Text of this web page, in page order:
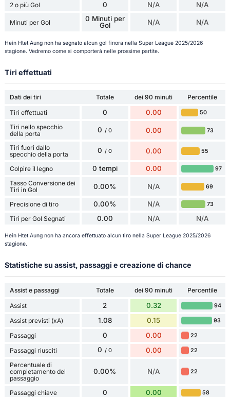
2 o più Gol 0 N/A N/A
Minuti per Gol
0 Minuti per
Gol
N/A N/A
Hein Htet Aung non ha segnato alcun gol finora nella Super League 2025/2026
stagione. Vedremo come si comporterà nelle prossime partite.
Tiri effettuati
Dati dei tiri Totale dei 90 minuti
Percentile
Tiri effettuati
0 0.00 50
Tiri nello specchio
della porta
0 / 0 0.00 73
Tiri fuori dallo
specchio della porta
0 / 0 0.00 55
Colpire il legno 0 tempi 0.00 97
Tasso Conversione dei
Tiri in Gol
0.00% N/A 69
Precisione di tiro 0.00% N/A 73
Tiri per Gol Segnati 0.00 N/A N/A
Hein Htet Aung non ha ancora effettuato alcun tiro nella Super League 2025/2026
stagione.
Statistiche su assist, passaggi e creazione di chance
Assist e passaggi Totale dei 90 minuti
Percentile
Assist
2 0.32 94
Assist previsti (xA) 1.08 0.15 93
Passaggi 0 0.00 22
Passaggi riusciti 0 / 0 0.00 22
Percentuale di
completamento del
passaggio
0.00% N/A 22
Passaggi chiave 0 0.00 58